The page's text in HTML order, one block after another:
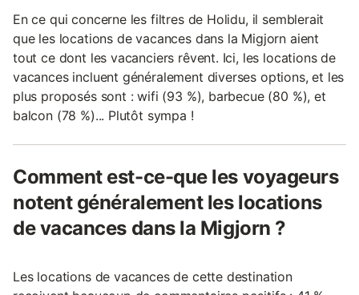
En ce qui concerne les filtres de Holidu, il semblerait
que les locations de vacances dans la Migjorn aient
tout ce dont les vacanciers rêvent. Ici, les locations de
vacances incluent généralement diverses options, et les
plus proposés sont : wifi (93 %), barbecue (80 %), et
balcon (78 %)... Plutôt sympa !
Comment est-ce-que les voyageurs
notent généralement les locations
de vacances dans la Migjorn ?
Les locations de vacances de cette destination